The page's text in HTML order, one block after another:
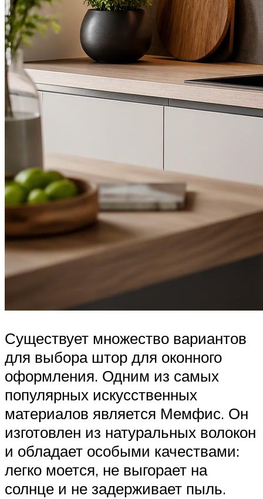
Существует множество вариантов
для выбора штор для оконного
оформления. Одним из самых
популярных искусственных
материалов является Мемфис. Он
изготовлен из натуральных волокон
и обладает особыми качествами:
легко моется, не выгорает на
солнце и не задерживает пыль.